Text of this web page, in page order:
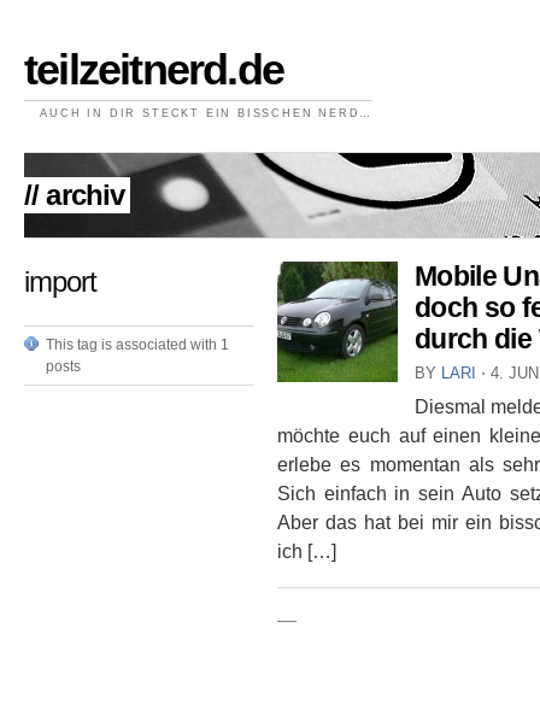
teilzeitnerd.de
AUCH IN DIR STECKT EIN BISSCHEN NERD…
// archiv
import
This tag is associated with 1
posts
Mobile
doch so
durch die
BY LARI ⋅ 4.
Diesmal
möchte euch auf einen
erlebe es momentan als
Sich einfach in sein Auto
Aber das hat bei mir ein
ich […]
—